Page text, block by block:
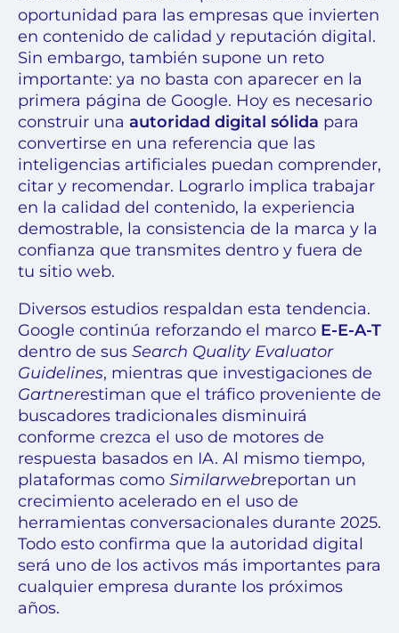
oportunidad para las empresas que invierten
en contenido de calidad y reputación digital.
Sin embargo, también supone un reto
importante: ya no basta con aparecer en la
primera página de Google. Hoy es necesario
construir una autoridad digital sólida para
convertirse en una referencia que las
inteligencias artificiales puedan comprender,
citar y recomendar. Lograrlo implica trabajar
en la calidad del contenido, la experiencia
demostrable, la consistencia de la marca y la
confianza que transmites dentro y fuera de
tu sitio web.
Diversos estudios respaldan esta tendencia.
Google continúa reforzando el marco E-E-A-T
dentro de sus Search Quality Evaluator
Guidelines, mientras que investigaciones de
Gartnerestiman que el tráfico proveniente de
buscadores tradicionales disminuirá
conforme crezca el uso de motores de
respuesta basados en IA. Al mismo tiempo,
plataformas como Similarwebreportan un
crecimiento acelerado en el uso de
herramientas conversacionales durante 2025.
Todo esto confirma que la autoridad digital
será uno de los activos más importantes para
cualquier empresa durante los próximos
años.